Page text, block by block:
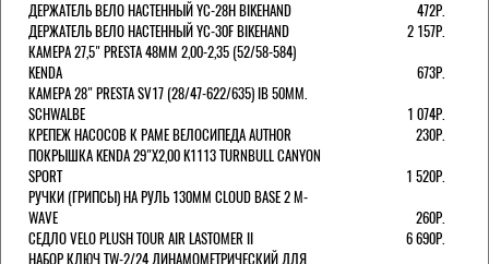
ДЕРЖАТЕЛЬ ВЕЛО НАСТЕННЫЙ YC-28H BIKEHAND
472Р.
ДЕРЖАТЕЛЬ ВЕЛО НАСТЕННЫЙ YC-30F BIKEHAND
2 157Р.
КАМЕРА 27,5" PRESTA 48ММ 2,00-2,35 (52/58-584)
KENDA
673Р.
КАМЕРА 28" PRESTA SV17 (28/47-622/635) IB 50MM.
SCHWALBE
1 074Р.
КРЕПЕЖ НАСОСОВ К РАМЕ ВЕЛОСИПЕДА AUTHOR
230Р.
ПОКРЫШКА KENDA 29"Х2,00 K1113 TURNBULL CANYON
SPORT
1 520Р.
РУЧКИ (ГРИПСЫ) НА РУЛЬ 130ММ CLOUD BASE 2 M-
WAVE
260Р.
СЕДЛО VELO PLUSH TOUR AIR LASTOMER II
6 690Р.
НАБОР КЛЮЧ TW-2/24 ДИНАМОМЕТРИЧЕСКИЙ ДЛЯ